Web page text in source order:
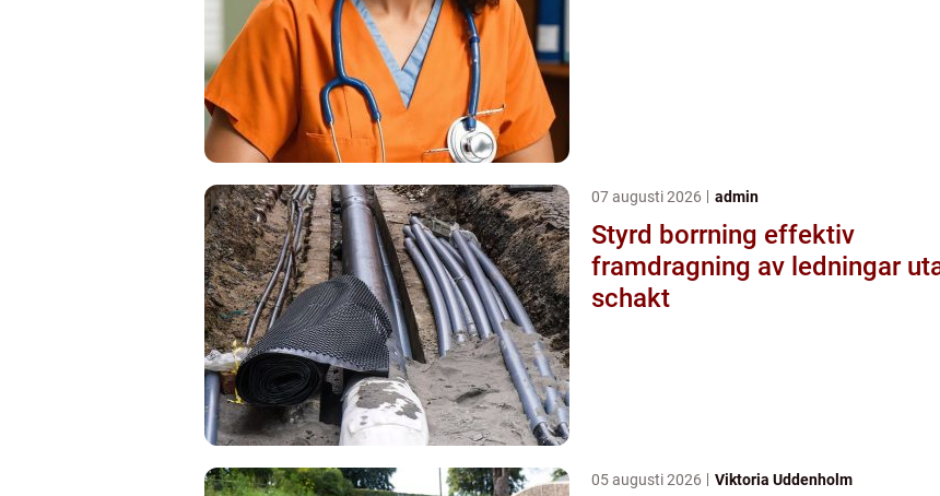
07 augusti 2026 admin
Styrd borrning effektiv
framdragning av ledningar
schakt
05 augusti 2026 Viktoria Uddenholm